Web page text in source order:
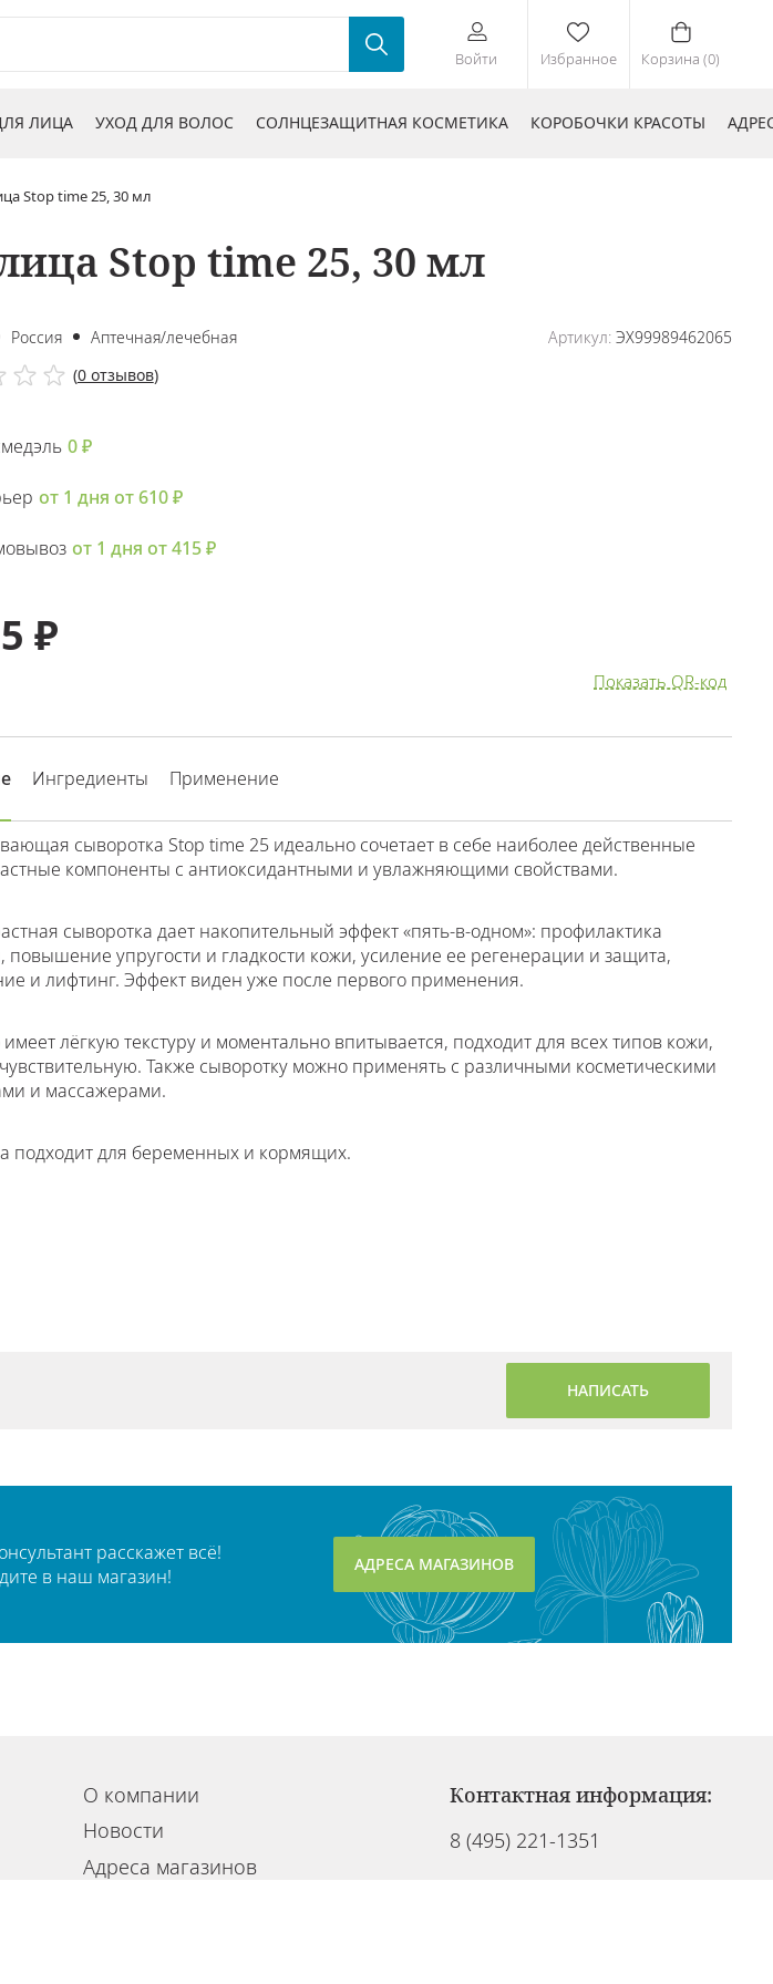
Войти Избранное Корзина (0)
ЛИЦА УХОД ДЛЯ ВОЛОС СОЛНЦЕЗАЩИТНАЯ КОСМЕТИКА КОРОБОЧКИ КРАСОТЫ
Stop time 25, 30 мл
Stop time 25, 30 мл
Россия Аптечная/лечебная Артикул: ЭХ99989462065
(0 отзывов)
0 ₽
от 1 дня от 610 ₽
от 1 дня от 415 ₽
₽
Показать QR-код
Ингредиенты Применение
сыворотка Stop time 25 идеально сочетает в себе наиболее действенные
компоненты с антиоксидантными и увлажняющими свойствами.
сыворотка дает накопительный эффект «пять-в-одном»: профилактика
повышение упругости и гладкости кожи, усиление ее регенерации и защита,
и лифтинг. Эффект виден уже после первого применения.
имеет лёгкую текстуру и моментально впитывается, подходит для всех типов кожи,
Также сыворотку можно применять с различными косметическими
и массажерами.
подходит для беременных и кормящих.
НАПИСАТЬ
расскажет всё!
в наш магазин!
АДРЕСА МАГАЗИНОВ
О компании
Новости
Адреса магазинов
Контактная информация:
8 (495) 221-1351